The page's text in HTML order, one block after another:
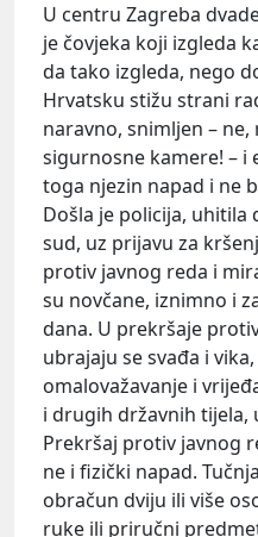
U centru Zagreba
je čovjeka koji izgleda
da tako izgleda, nego
Hrvatsku stižu strani
naravno, snimljen – ne,
sigurnosne kamere! – i
toga njezin napad i ne
Došla je policija, uhitila
sud, uz prijavu za
protiv javnog reda i
su novčane, iznimno i
dana. U prekršaje
ubrajaju se svađa i
omalovažavanje i
i drugih državnih
Prekršaj protiv javnog
ne i fizički napad.
obračun dviju ili više
ruke ili priručni